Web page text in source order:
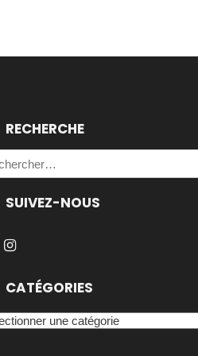
RECHERCHE
SUIVEZ-NOUS
CATÉGORIES